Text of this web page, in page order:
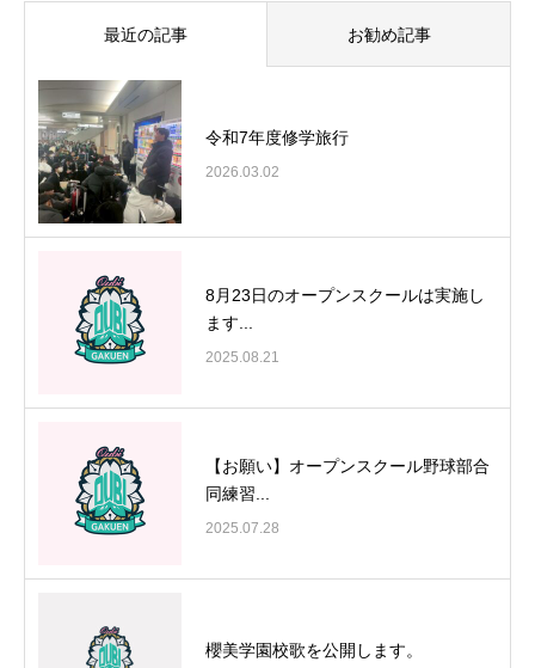
最近の記事 お勧め記事
令和7年度修学旅行
2026.03.02
8月23日のオープンスクールは実施し
ます...
2025.08.21
【お願い】オープンスクール野球部合
同練習...
2025.07.28
櫻美学園校歌を公開します。